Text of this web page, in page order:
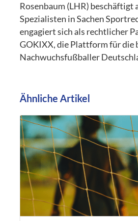
Rosenbaum (LHR) beschäftigt
Spezialisten in Sachen
engagiert sich als rechtlicher
GOKIXX, die Plattform für die
Nachwuchsfußballer
Ähnliche Artikel